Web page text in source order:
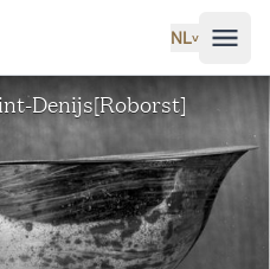
NL˅
Denijs[Roborst]